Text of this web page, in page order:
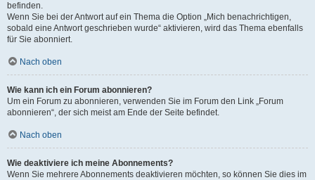
befinden.
Wenn Sie bei der Antwort auf ein Thema die Option „Mich benachrichtigen,
sobald eine Antwort geschrieben wurde“ aktivieren, wird das Thema ebenfalls
für Sie abonniert.
Nach oben
Wie kann ich ein Forum abonnieren?
Um ein Forum zu abonnieren, verwenden Sie im Forum den Link „Forum
abonnieren“, der sich meist am Ende der Seite befindet.
Nach oben
Wie deaktiviere ich meine Abonnements?
Wenn Sie mehrere Abonnements deaktivieren möchten, so können Sie dies im